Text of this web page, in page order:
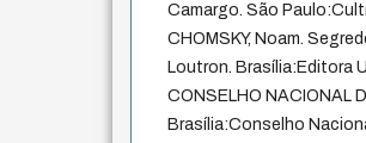
Camargo. São
CHOMSKY, Noam.
Loutron. Brasília:Editora
CONSELHO NACIONAL
Brasília:Conselho